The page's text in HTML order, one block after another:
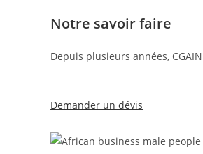
Notre savoir faire
Depuis plusieurs années,
Demander un dévis